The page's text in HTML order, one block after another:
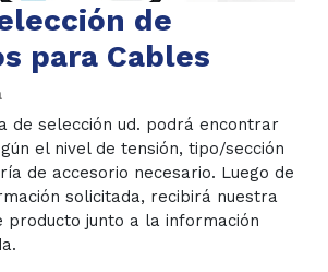
de
para Cables
de selección ud. podrá encontrar
el nivel de tensión, tipo/sección
de accesorio necesario. Luego de
solicitada, recibirá nuestra
producto junto a la información